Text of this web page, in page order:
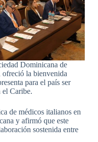
Dominicana de
la bienvenida
para el país ser
el Caribe.
de médicos italianos en
y afirmó que este
sostenida entre